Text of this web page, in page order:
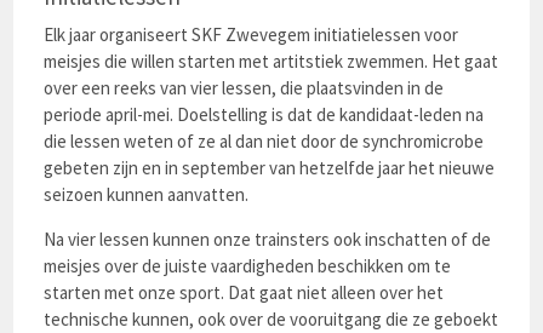
Elk jaar organiseert SKF Zwevegem initiatielessen voor
meisjes die willen starten met artitstiek zwemmen. Het gaat
over een reeks van vier lessen, die plaatsvinden in de
periode april-mei. Doelstelling is dat de kandidaat-leden na
die lessen weten of ze al dan niet door de synchromicrobe
gebeten zijn en in september van hetzelfde jaar het nieuwe
seizoen kunnen aanvatten.
Na vier lessen kunnen onze trainsters ook inschatten of de
meisjes over de juiste vaardigheden beschikken om te
starten met onze sport. Dat gaat niet alleen over het
technische kunnen, ook over de vooruitgang die ze geboekt